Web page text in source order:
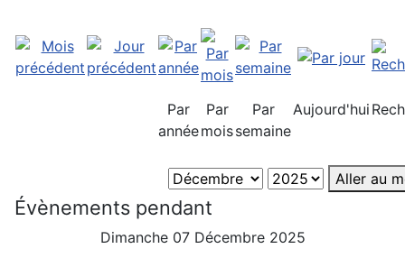
Par
année
Par
mois
Par
semaine
Aujourd'hui
Aller au
Évènements pendant
Dimanche 07 Décembre 2025